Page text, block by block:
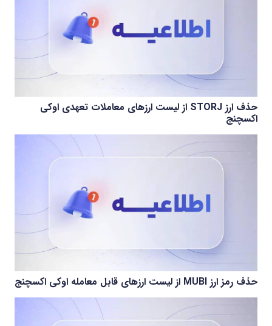
حذف ارز STORJ از لیست ارزهای معاملات تعهدی اوکی
اکسچنج
حذف رمز ارز MUBI از لیست ارزهای قابل معامله اوکی اکسچنج